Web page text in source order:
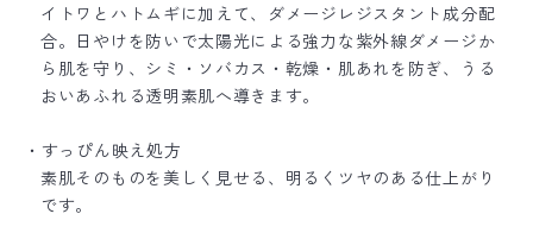
イトワとハトムギに加えて、ダメージレジスタント成分配
合。日やけを防いで太陽光による強力な紫外線ダメージか
ら肌を守り、シミ・ソバカス・乾燥・肌あれを防ぎ、うる
おいあふれる透明素肌へ導きます。
・すっぴん映え処方
素肌そのものを美しく見せる、明るくツヤのある仕上がり
です。